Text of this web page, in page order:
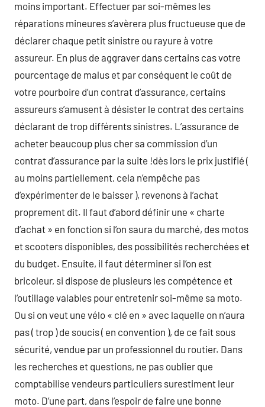
moins important. Effectuer par soi-mêmes les
réparations mineures s’avèrera plus fructueuse que de
déclarer chaque petit sinistre ou rayure à votre
assureur. En plus de aggraver dans certains cas votre
pourcentage de malus et par conséquent le coût de
votre pourboire d’un contrat d’assurance, certains
assureurs s’amusent à désister le contrat des certains
déclarant de trop différents sinistres. L’assurance de
acheter beaucoup plus cher sa commission d’un
contrat d’assurance par la suite !dès lors le prix justifié (
au moins partiellement, cela n’empêche pas
d’expérimenter de le baisser ), revenons à l’achat
proprement dit. Il faut d’abord définir une « charte
d’achat » en fonction si l’on saura du marché, des motos
et scooters disponibles, des possibilités recherchées et
du budget. Ensuite, il faut déterminer si l’on est
bricoleur, si dispose de plusieurs les compétence et
l’outillage valables pour entretenir soi-même sa moto.
Ou si on veut une vélo « clé en » avec laquelle on n’aura
pas ( trop ) de soucis ( en convention ), de ce fait sous
sécurité, vendue par un professionnel du routier. Dans
les recherches et questions, ne pas oublier que
comptabilise vendeurs particuliers surestiment leur
moto. D’une part, dans l’espoir de faire une bonne